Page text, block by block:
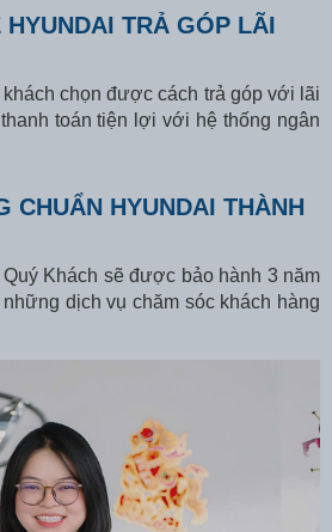
TRẢ GÓP LÃI
chọn được cách trả góp với lãi
toán tiện lợi với hệ thống ngân
CHUẨN HYUNDAI THÀNH
Khách sẽ được bảo hành 3 năm
dịch vụ chăm sóc khách hàng